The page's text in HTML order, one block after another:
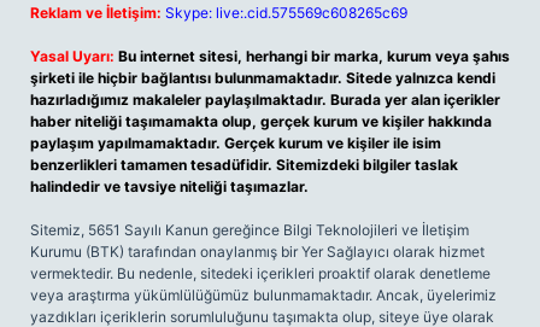
Reklam ve İletişim: Skype: live:.cid.575569c608265c69
Yasal Uyarı: Bu internet sitesi, herhangi bir marka, kurum veya şahıs
şirketi ile hiçbir bağlantısı bulunmamaktadır. Sitede yalnızca kendi
hazırladığımız makaleler paylaşılmaktadır. Burada yer alan içerikler
haber niteliği taşımamakta olup, gerçek kurum ve kişiler hakkında
paylaşım yapılmamaktadır. Gerçek kurum ve kişiler ile isim
benzerlikleri tamamen tesadüfidir. Sitemizdeki bilgiler taslak
halindedir ve tavsiye niteliği taşımazlar.
Sitemiz, 5651 Sayılı Kanun gereğince Bilgi Teknolojileri ve İletişim
Kurumu (BTK) tarafından onaylanmış bir Yer Sağlayıcı olarak hizmet
vermektedir. Bu nedenle, sitedeki içerikleri proaktif olarak denetleme
veya araştırma yükümlülüğümüz bulunmamaktadır. Ancak, üyelerimiz
yazdıkları içeriklerin sorumluluğunu taşımakta olup, siteye üye olarak